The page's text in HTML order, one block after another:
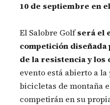
10 de septiembre en
El Salobre Golfserá el
competición diseñada
de la resistencia y
evento está abierto a
bicicletas de montaña
competirán en su